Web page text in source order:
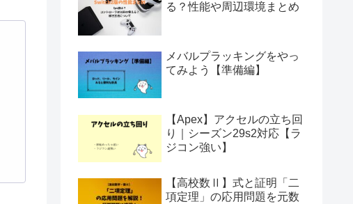
る？性能や周辺環境まとめ
メバルプラッキングをやっ
てみよう【準備編】
【Apex】アクセルの立ち回
り｜シーズン29s2対応【ラ
ジコン強い】
【高校数Ⅱ】式と証明「二
項定理」の応用問題を元数